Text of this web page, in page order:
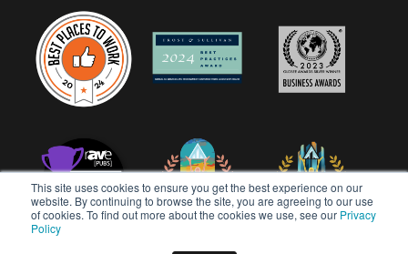
This site uses cookies to ensure you get the best experience on our
website. By continuing to browse the site, you are agreeing to our use
of cookies. To find out more about the cookies we use, see our Privacy
Policy